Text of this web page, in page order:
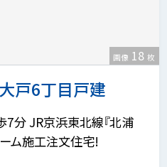
戸6丁目戸建
画像 18 枚
7分 JR京浜東北線『北浦
ム施工注文住宅!